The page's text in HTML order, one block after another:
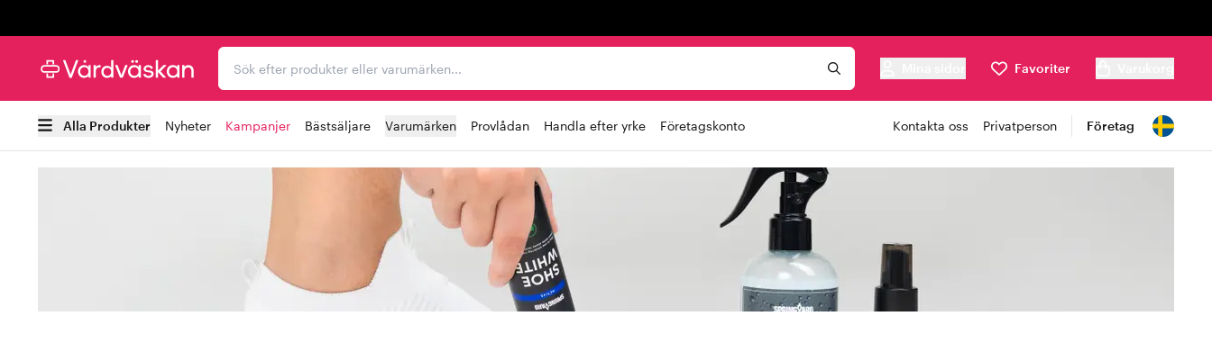
Sök efter produkter eller varumärken...
Favoriter
Alla Produkter Nyheter Kampanjer Bästsäljare Varumärken Provlådan Handla efter yrke Företagskonto Kontakta oss Privatperson Företag